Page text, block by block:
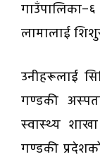
लामालाई
उनीहरूलाई
गण्डकी
स्वास्थ्य
गण्डकी